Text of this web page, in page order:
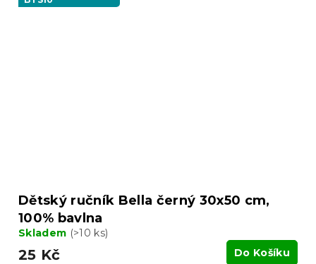
Dětský ručník Bella černý 30x50 cm,
100% bavlna
Skladem (>10 ks)
25 Kč Do Košíku